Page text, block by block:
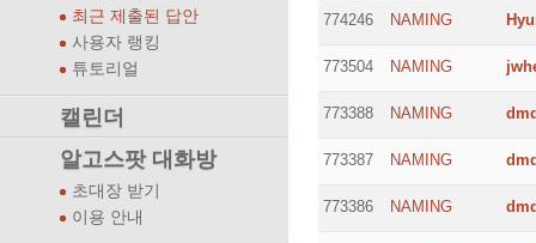
최근 제출된 답안
사용자 랭킹
튜토리얼
캘린더
알고스팟 대화방
초대장 받기
이용 안내
774246 NAMING
773504 NAMING
773388 NAMING
773387 NAMING
773386 NAMING